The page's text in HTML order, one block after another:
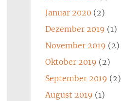
Januar 2020 (2)
Dezember 2019 (1)
November 2019 (2)
Oktober 2019 (2)
September 2019 (2)
August 2019 (1)